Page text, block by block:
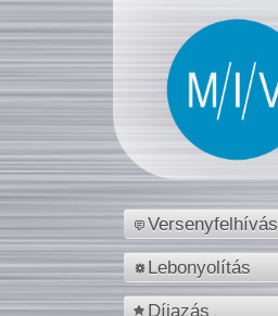
Versenyfelhívás
Lebonyolítás
Díjazás